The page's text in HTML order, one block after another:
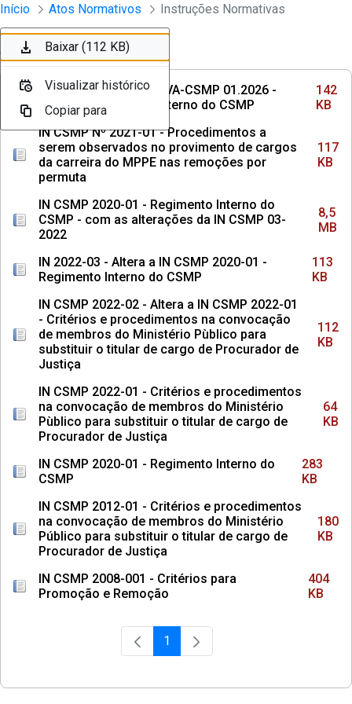
Pular para o Conteúdo principal
Instrumento jurídico - Documentos
Início Atos Normativos Instruções Normativas
Ordenar Filtro
INSTRUÇÃO NORMATIVA-CSMP 01.2026 -
Institui o Regimento Interno do CSMP
142
KB
IN CSMP Nº 2021-01 - Procedimentos a
serem observados no provimento de cargos
da carreira do MPPE nas remoções por
permuta
117
KB
IN CSMP 2020-01 - Regimento Interno do
CSMP - com as alterações da IN CSMP 03-
2022
8,5
MB
IN 2022-03 - Altera a IN CSMP 2020-01 -
Regimento Interno do CSMP
113
KB
IN CSMP 2022-02 - Altera a IN CSMP 2022-01
- Critérios e procedimentos na convocação
de membros do Ministério Pùblico para
substituir o titular de cargo de Procurador de
Justiça
112
KB
IN CSMP 2022-01 - Critérios e procedimentos
na convocação de membros do Ministério
Pùblico para substituir o titular de cargo de
Procurador de Justiça
64
KB
IN CSMP 2020-01 - Regimento Interno do
CSMP
283
KB
IN CSMP 2012-01 - Critérios e procedimentos
na convocação de membros do Ministério
Público para substituir o titular de cargo de
Procurador de Justiça
180
KB
IN CSMP 2008-001 - Critérios para
Promoção e Remoção
404
KB
Página
1
Baixar (142 KB)
Visualizar histórico
Copiar para
Baixar (117 KB)
Visualizar histórico
Copiar para
Baixar (8,5 MB)
Visualizar histórico
Copiar para
Baixar (113 KB)
Visualizar histórico
Copiar para
Baixar (112 KB)
Visualizar histórico
Copiar para